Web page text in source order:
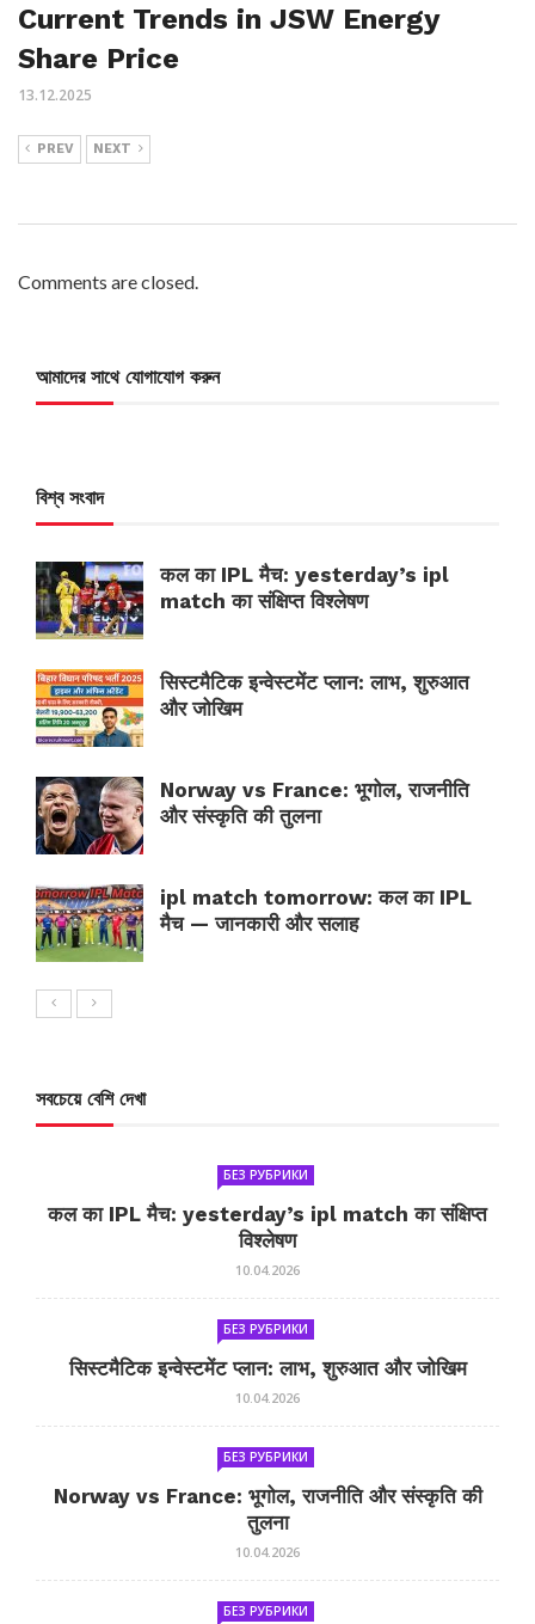
Current Trends in JSW Energy
Share Price
13.12.2025
PREV NEXT
Comments are closed.
আমাদের সাথে যোগাযোগ করুন
বিশ্ব সংবাদ
कल का IPL मैच: yesterday’s ipl
match का संक्षिप्त विश्लेषण
सिस्टमैटिक इन्वेस्टमेंट प्लान: लाभ, शुरुआत
और जोखिम
Norway vs France: भूगोल, राजनीति
और संस्कृति की तुलना
ipl match tomorrow: कल का IPL
मैच — जानकारी और सलाह
সবচেয়ে বেশি দেখা
БЕЗ РУБРИКИ
कल का IPL मैच: yesterday’s ipl match का संक्षिप्त
विश्लेषण
10.04.2026
БЕЗ РУБРИКИ
सिस्टमैटिक इन्वेस्टमेंट प्लान: लाभ, शुरुआत और जोखिम
10.04.2026
БЕЗ РУБРИКИ
Norway vs France: भूगोल, राजनीति और संस्कृति की
तुलना
10.04.2026
БЕЗ РУБРИКИ